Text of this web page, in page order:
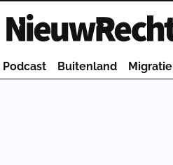
Homepage van NieuwRechts
Podcast Buitenland Migratie